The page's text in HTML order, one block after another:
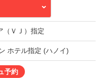
（ＶＪ）指定
ホテル指定 (ハノイ)
予約